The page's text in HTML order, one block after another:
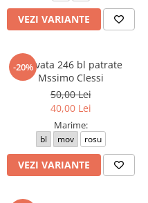
VEZI VARIANTE
-20%
Cravata 246 bl patrate
Mssimo Clessi
50,00 Lei
40,00 Lei
Marime:
bl mov rosu
VEZI VARIANTE